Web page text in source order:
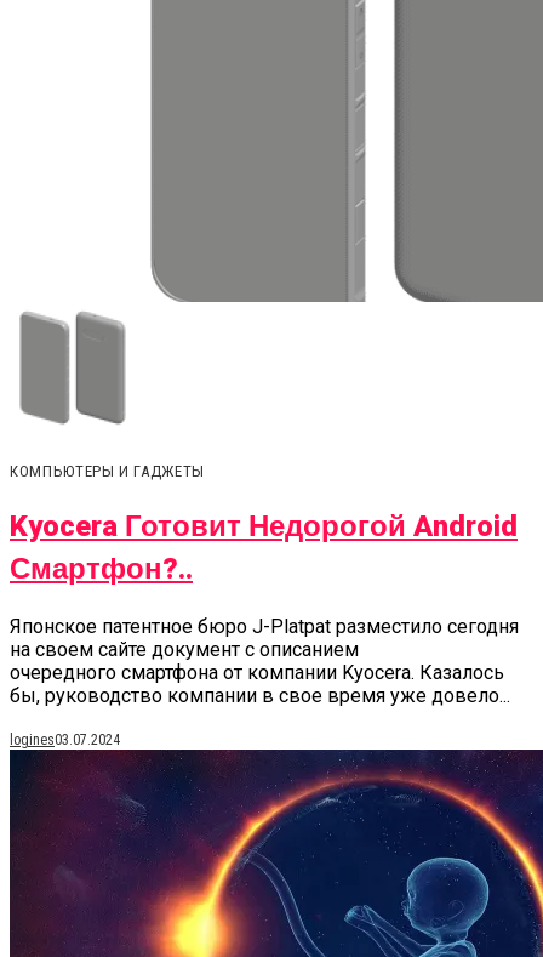
КОМПЬЮТЕРЫ И ГАДЖЕТЫ
Kyocera Готовит Недорогой Android
Смартфон?..
Японское патентное бюро J-Platpat разместило сегодня
на своем сайте документ с описанием
очередного смартфона от компании Kyocera. Казалось
бы, руководство компании в свое время уже довело...
logines03.07.2024